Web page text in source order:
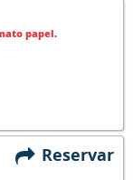
papel.
Reservar